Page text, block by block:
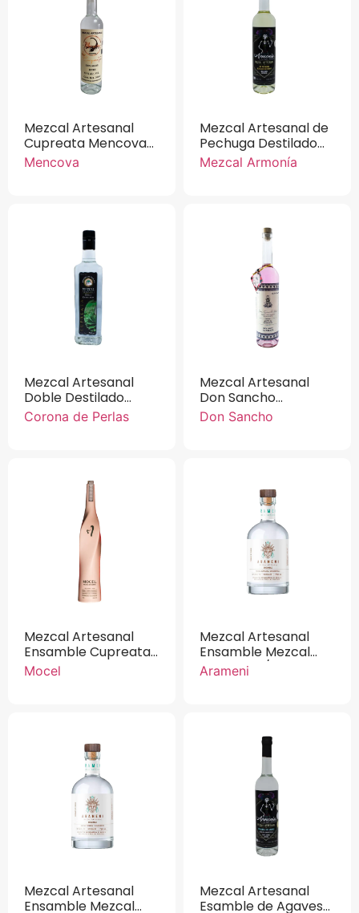
Mezcal Artesanal
Cupreata Mencova
100% Agave Joven
700 ml.
Mencova
Mezcal Artesanal de
Pechuga Destilado
con Venado 100%
Cupreata Mezcal
Mezcal Armonía
Mezcal Artesanal
Doble Destilado
Corona de Perlas
Cupreata 750 ml.
Corona de Perlas
Mezcal Artesanal
Don Sancho
Cupreata Rosa 750
ml
Don Sancho
Mezcal Artesanal
Ensamble Cupreata,
Inaequidens, SP
Mocel 100% Agave
Mocel
Mezcal Artesanal
Ensamble Mezcal
Cupreata /
Angustofolia Arameni
Arameni
Mezcal Artesanal
Ensamble Mezcal
Mezcal Artesanal
Esamble de Agaves